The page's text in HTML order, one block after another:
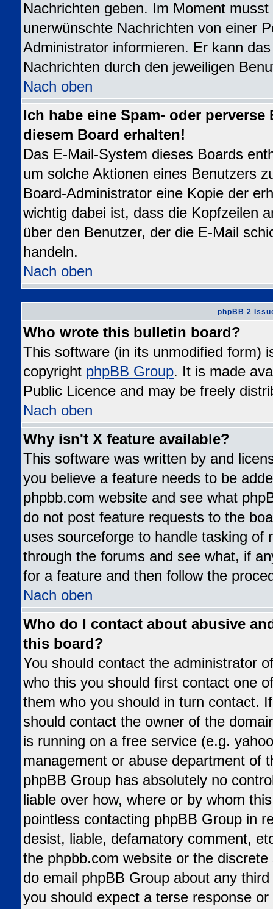
Nachrichten geben. Im Moment
unerwünschte Nachrichten von einer
Administrator informieren. Er kann
Nachrichten durch den jeweiligen
Nach oben
Ich habe eine Spam- oder
diesem Board erhalten!
Das E-Mail-System dieses Boards
um solche Aktionen eines Benutzers
Board-Administrator eine Kopie der
wichtig dabei ist, dass die Kopfzeilen
über den Benutzer, der die E-Mail
handeln.
Nach oben
phpBB 2
Who wrote this bulletin board?
This software (in its unmodified form)
copyright phpBB Group. It is made
Public Licence and may be freely
Nach oben
Why isn't X feature available?
This software was written by and
you believe a feature needs to be
phpbb.com website and see what
do not post feature requests to the
uses sourceforge to handle tasking of
through the forums and see what, if
for a feature and then follow the
Nach oben
Who do I contact about abusive
this board?
You should contact the administrator
who this you should first contact one
them who you should in turn contact.
should contact the owner of the
is running on a free service (e.g.
management or abuse department of
phpBB Group has absolutely no
liable over how, where or by whom
pointless contacting phpBB Group in
desist, liable, defamatory comment,
the phpbb.com website or the
do email phpBB Group about any
you should expect a terse response